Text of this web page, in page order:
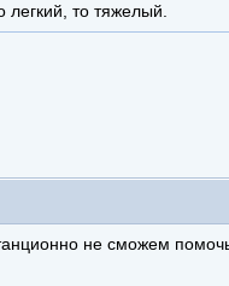
то тяжелый.
не сможем